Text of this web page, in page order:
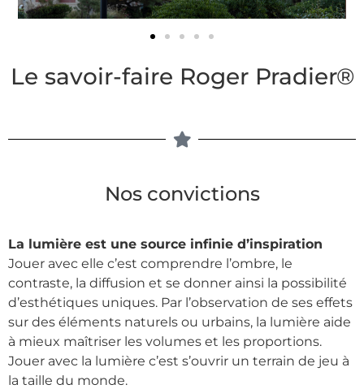
Le savoir-faire Roger Pradier®
Nos convictions
La lumière est une source infinie d’inspiration
Jouer avec elle c’est comprendre l’ombre, le
contraste, la diffusion et se donner ainsi la possibilité
d’esthétiques uniques. Par l’observation de ses effets
sur des éléments naturels ou urbains, la lumière aide
à mieux maîtriser les volumes et les proportions.
Jouer avec la lumière c’est s’ouvrir un terrain de jeu à
la taille du monde.